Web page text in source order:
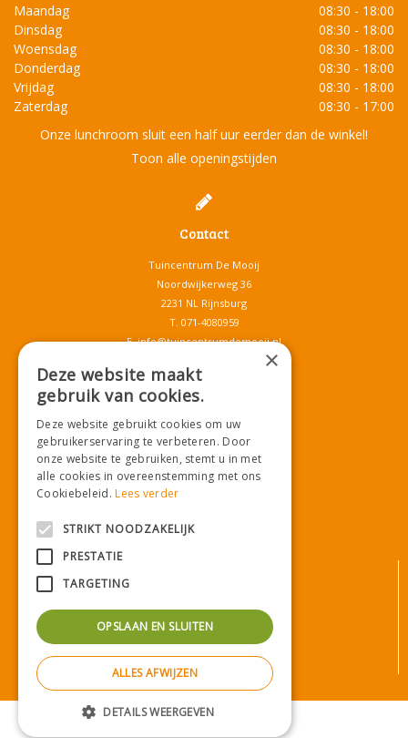
Maandag
08:30 - 18:00
Dinsdag
08:30 - 18:00
Woensdag
08:30 - 18:00
Donderdag
08:30 - 18:00
Vrijdag
08:30 - 18:00
Zaterdag
08:30 - 17:00
Onze lunchroom sluit een half uur eerder dan de winkel!
Toon alle openingstijden
Contact
Tuincentrum De Mooij
Noordwijkerweg 36
2231 NL Rijnsburg
T. 071-4080959
E.info@tuincentrumdemooij.nl
Download onze App!
Betaalinformatie
Privacy policy
Green Solutions|Tuincentrum Overzicht
×
Deze website maakt
gebruik van cookies.
Deze website gebruikt cookies om uw
gebruikerservaring te verbeteren. Door
onze website te gebruiken, stemt u in met
alle cookies in overeenstemming met ons
Cookiebeleid.Lees verder
STRIKT NOODZAKELIJK
PRESTATIE
TARGETING
OPSLAAN EN SLUITEN
ALLES AFWIJZEN
DETAILS WEERGEVEN